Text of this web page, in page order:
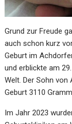
Grund zur Freude
auch schon kurz
Geburt im
und erblickte am
Welt. Der Sohn von
Geburt 3110
Im Jahr 2023